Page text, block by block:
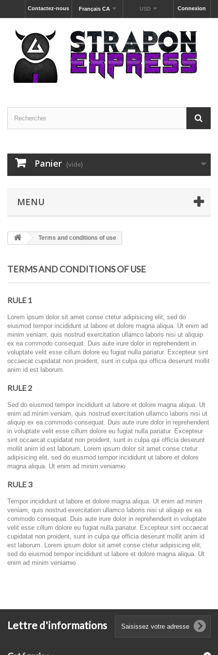
Connexion
USD
Français CA
Contactez-nous
Panier (vide)
MENU
Terms and conditions of use
TERMS AND CONDITIONS OF USE
RULE 1
Lorem ipsum dolor sit amet conse ctetur adipisicing elit, sed do
eiusmod tempor incididunt ut labore et dolore magna aliqua. Ut enim ad
minim veniam, quis nostrud exercitation ullamco laboris nisi ut aliquip
ex ea commodo consequat. Duis aute irure dolor in reprehenderit in
voluptate velit esse cillum dolore eu fugiat nulla pariatur. Excepteur sint
occaecat cupidatat non proident, sunt in culpa qui officia deserunt mollit
anim id est laborum.
RULE 2
Sed do eiusmod tempor incididunt ut labore et dolore magna aliqua. Ut
enim ad minim veniam, quis nostrud exercitation ullamco laboris nisi ut
aliquip ex ea commodo consequat. Duis aute irure dolor in reprehenderit
in voluptate velit esse cillum dolore eu fugiat nulla pariatur. Excepteur
sint occaecat cupidatat non proident, sunt in culpa qui officia deserunt
mollit anim id est laborum. Lorem ipsum dolor sit amet conse ctetur
adipisicing elit, sed do eiusmod tempor incididunt ut labore et dolore
magna aliqua. Ut enim ad minim veniamю
RULE 3
Tempor incididunt ut labore et dolore magna aliqua. Ut enim ad minim
veniam, quis nostrud exercitation ullamco laboris nisi ut aliquip ex ea
commodo consequat. Duis aute irure dolor in reprehenderit in voluptate
velit esse cillum dolore eu fugiat nulla pariatur. Excepteur sint occaecat
cupidatat non proident, sunt in culpa qui officia deserunt mollit anim id
est laborum. Lorem ipsum dolor sit amet conse ctetur adipisicing elit,
sed do eiusmod tempor incididunt ut labore et dolore magna aliqua. Ut
enim ad minim veniamю
Lettre d'informations